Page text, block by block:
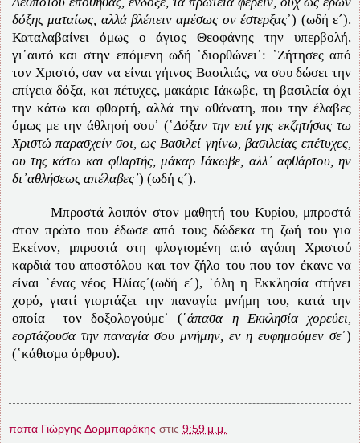
δόξης ματαίως, αλλά βλέπειν αμέσως ον έστερξας᾽) (ωδή ε´).
Καταλαβαίνει όμως ο άγιος Θεοφάνης την υπερβολή,
γι᾽αυτό και στην επόμενη ωδή ῾διορθώνει᾽: ῾Ζήτησες από
τον Χριστό, σαν να είναι γήινος Βασιλιάς, να σου δώσει την
επίγεια δόξα, και πέτυχες, μακάριε Ιάκωβε, τη βασιλεία όχι
την κάτω και φθαρτή, αλλά την αθάνατη, που την έλαβες
όμως με την άθλησή σου᾽ (῾Δόξαν την επί γης εκζητήσας τω
Χριστώ παρασχείν σοι, ως Βασιλεί γηίνω, βασιλείας επέτυχες,
ου της κάτω και φθαρτής, μάκαρ Ιάκωβε, αλλ᾽ αφθάρτου, ην
δι᾽αθλήσεως απέλαβες᾽) (ωδή ς´).
Μπροστά λοιπόν στον μαθητή του Κυρίου, μπροστά
στον πρώτο που έδωσε από τους δώδεκα τη ζωή του για
Εκείνον, μπροστά στη φλογισμένη από αγάπη Χριστού
καρδιά του αποστόλου και τον ζήλο του που τον έκανε να
είναι ῾ένας νέος Ηλίας᾽(ωδή ε´), ῾όλη η Εκκλησία στήνει
χορό, γιατί γιορτάζει την παναγία μνήμη του, κατά την
οποία τον δοξολογούμε᾽ (῾άπασα η Εκκλησία χορεύει,
εορτάζουσα την παναγία σου μνήμην, εν η ευφημούμεν σε᾽)
(῾κάθισμα όρθρου).
παπα Γιώργης Δορμπαράκης στις 9:59 μ.μ.